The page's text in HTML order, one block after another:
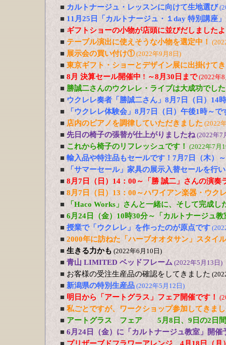
■ カルトナージュ・レッスンに向けて生地選び
■ 11月25日「カルトナージュ・１day 特別講座
■ ギフトショーの小物が店頭に並びだしましたよ
■ テーブル演出に使えそうな小物を選定中！
■ 展示会の買い付け①(2022年9月8日)
■ 東京ギフト・ショーとデザイン展に出掛けて
■ 8月 決算セール開催中 ! ～8月30日まで(2022年
■ 勝誠二さんのウクレレ・ライブは大成功でし
■ ウクレレ奏者「勝誠二さん」8月7日（日）14
■
「ウクレレ体験会」8月7日（日）午後1時～で
■ 店内のピアノを調律していただきました (2022
■ 先日の椅子の張替が仕上がりましたね(2022年7
■ これから椅子のリフレッシュです！ (2022年7月
■ 輸入品や特注品もセールです！7月7日（木）
■
「サマーセール」家具の展示入替セールを行
■ 8月7日（日）14：00～「勝 誠二」さんの演
■ 8月7日（日）13：00～ハワイアン楽器・ウク
■
「Haco Works」さんと一緒に、そして完成し
■ 6月24日（金）10時30分～「カルトナージュ
■ 授業で「ウクレレ」を作ったのが原点です
■ 2000年に訪ねた「ハーブオオタサン」スタイル
■ 生きる力かも (2022年6月10日)
■ 青山 LIMITED ベッドフレーム (2022年5月13日)
■ お客様の受注生産品の確認をしてきました
■ 新潟県の特別生産品 (2022年5月12日)
■ 明日から「アートグラス」フェア開催です！
■ 私ごとですが、ワークショップ参加してきま
■ アートグラス フェア 5月8日、9日の2日間
■ 6月24日（金）に「カルトナージュ教室」開催